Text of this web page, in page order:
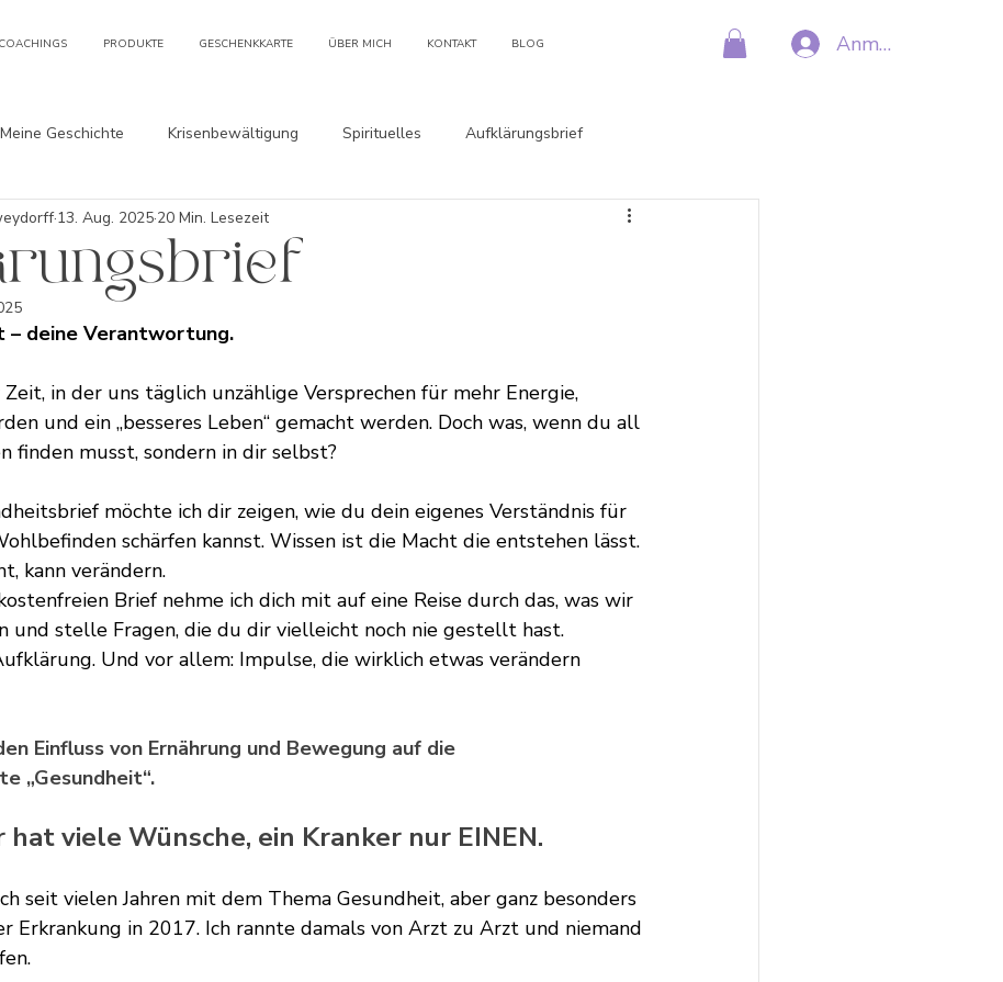
Anmelden
PRODUKTE GESCHENKKARTE ÜBER MICH KONTAKT BLOG
Meine Geschichte Krisenbewältigung Spirituelles Aufklärungsbrief
13. Aug. 2025 20 Min. Lesezeit
– deine Verantwortung.
in der uns täglich unzählige Versprechen für mehr Energie,
und ein „besseres Leben“ gemacht werden. Doch was, wenn du all
finden musst, sondern in dir selbst?
möchte ich dir zeigen, wie du dein eigenes Verständnis für
schärfen kannst. Wissen ist die Macht die entstehen lässt.
kann verändern.
Brief nehme ich dich mit auf eine Reise durch das, was wir
und stelle Fragen, die du dir vielleicht noch nie gestellt hast.
Und vor allem: Impulse, die wirklich etwas verändern
Einfluss von Ernährung und Bewegung auf die
„Gesundheit“.
hat viele Wünsche, ein Kranker nur EINEN.
seit vielen Jahren mit dem Thema Gesundheit, aber ganz besonders
Erkrankung in 2017. Ich rannte damals von Arzt zu Arzt und niemand